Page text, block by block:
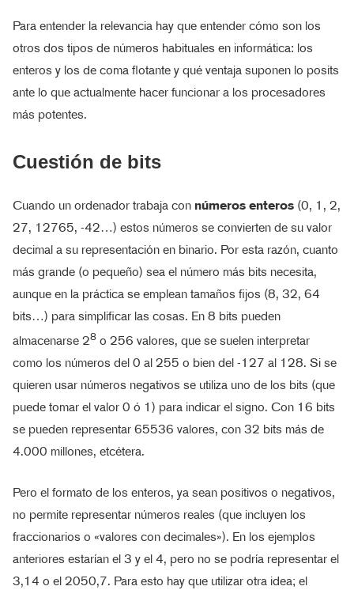
Para entender la relevancia hay que entender cómo son los
otros dos tipos de números habituales en informática: los
enteros y los de coma flotante y qué ventaja suponen lo posits
ante lo que actualmente hacer funcionar a los procesadores
más potentes.
Cuestión de bits
Cuando un ordenador trabaja con números enteros (0, 1, 2,
27, 12765, -42…) estos números se convierten de su valor
decimal a su representación en binario. Por esta razón, cuanto
más grande (o pequeño) sea el número más bits necesita,
aunque en la práctica se emplean tamaños fijos (8, 32, 64
bits…) para simplificar las cosas. En 8 bits pueden
almacenarse 28 o 256 valores, que se suelen interpretar
como los números del 0 al 255 o bien del -127 al 128. Si se
quieren usar números negativos se utiliza uno de los bits (que
puede tomar el valor 0 ó 1) para indicar el signo. Con 16 bits
se pueden representar 65536 valores, con 32 bits más de
4.000 millones, etcétera.
Pero el formato de los enteros, ya sean positivos o negativos,
no permite representar números reales (que incluyen los
fraccionarios o «valores con decimales»). En los ejemplos
anteriores estarían el 3 y el 4, pero no se podría representar el
3,14 o el 2050,7. Para esto hay que utilizar otra idea; el